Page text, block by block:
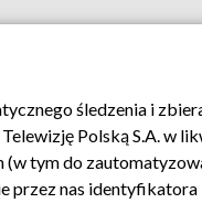
Pomoc Biuro
śledzenia i
Polską S.A. w
(w tym do
przez nas